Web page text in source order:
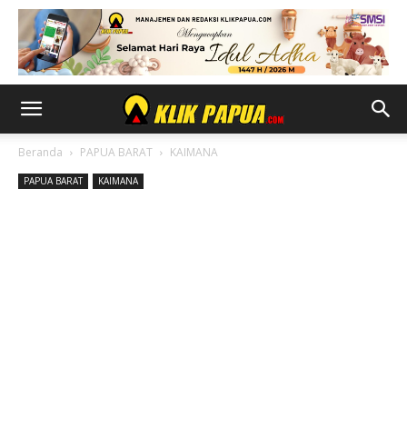
Beranda PAPUA BARAT KAIMANA
PAPUA BARAT KAIMANA